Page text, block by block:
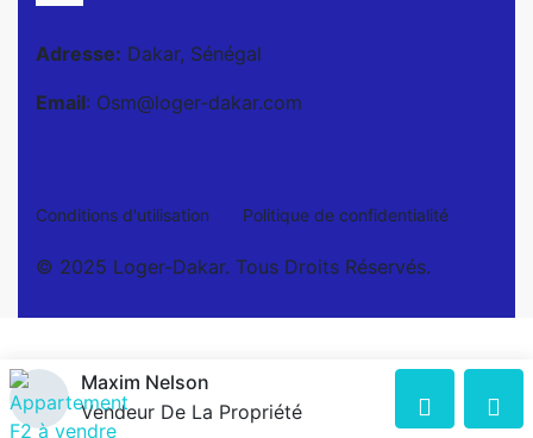
Adresse: Dakar, Sénégal
Email: Osm@loger-dakar.com
Conditions d'utilisation Politique de confidentialité
© 2025 Loger-Dakar. Tous Droits Réservés.
Maxim Nelson
Vendeur De La Propriété